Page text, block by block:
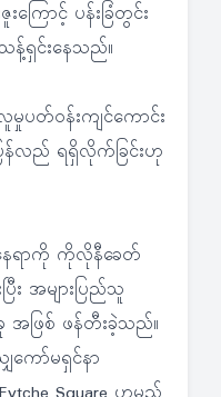
ောင့် ပန်းခြံတွင်း
င်းနေသည်။
လူမှုပတ်ဝန်းကျင်ကောင်း
ြန်လည် ရရှိလိုက်ခြင်းဟု
ရာကို ကိုလိုနီခေတ်
း အများပြည်သူ
ဖြစ် ဖန်တီးခဲ့သည်။
ော်မရှင်နာ